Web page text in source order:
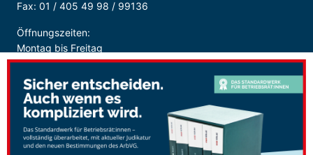
Fax: 01 / 405 49 98 / 99136
Öffnungszeiten:
Montag bis Freitag
9:00 - 18:00 Uhr
durchgehend
Sicher Bezahlen: